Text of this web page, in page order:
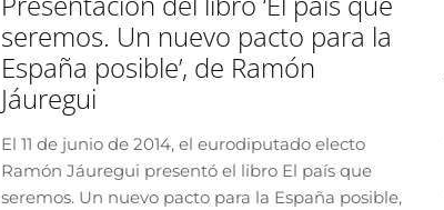
seremos. Un nuevo pacto para la
España posible’, de Ramón
Jáuregui
El 11 de junio de 2014, el eurodiputado electo
Ramón Jáuregui presentó el libro El país que
seremos. Un nuevo pacto para la España posible,